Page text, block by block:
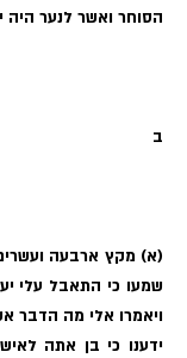
הסוחר ואשר לנער היה
ב
(א) מקץ ארבעה
שמעו כי התאבל עלי
ויאמרו אלי מה הדבר
ידענו כי בן אתה